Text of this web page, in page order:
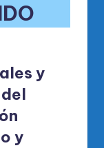
y
y